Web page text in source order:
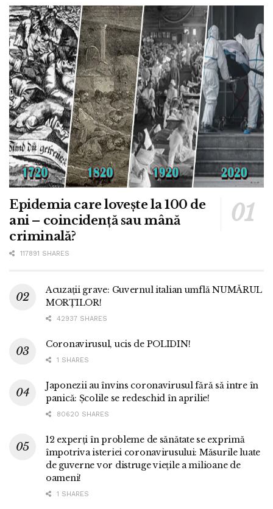
Epidemia care lovește la 100 de
ani – coincidență sau mână
criminală?
117891 SHARES
Acuzații grave: Guvernul italian umflă NUMĂRUL
MORȚILOR!
42937 SHARES
Coronavirusul, ucis de POLIDIN!
1 SHARES
Japonezii au învins coronavirusul fără să intre în
panică: Școlile se redeschid în aprilie!
80620 SHARES
12 experți în probleme de sănătate se exprimă
împotriva isteriei coronavirusului: Măsurile luate
de guverne vor distruge viețile a milioane de
oameni!
1 SHARES